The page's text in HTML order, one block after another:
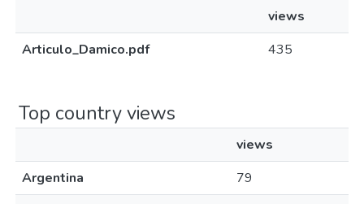
views
Articulo_Damico.pdf
435
Top country views
views
Argentina
79